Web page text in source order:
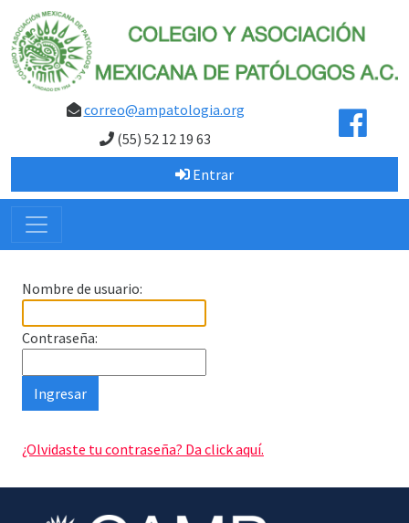
correo@ampatologia.org
(55) 52 12 19 63
Entrar
Nombre de usuario:
Contraseña:
¿Olvidaste tu contraseña? Da click aquí.